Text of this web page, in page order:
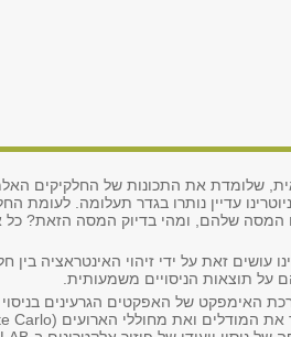
שלומדת את התכונות של החלקיקים
עדיין נותרו בגדר תעלומה.
שלהם, ומהי בדיוק המסה הזאת? כל
עושים זאת על ידי זיהוי האינטראציה
על תוצאות הניסויים משמעותית.
של האפקטים הגרעינים בניסוי